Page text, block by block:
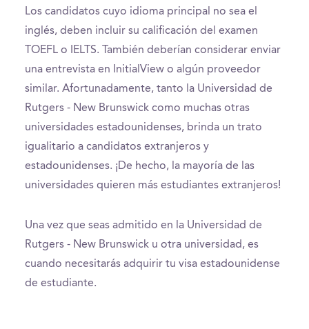
Los candidatos cuyo idioma principal no sea el
inglés, deben incluir su calificación del examen
TOEFL o IELTS. También deberían considerar enviar
una entrevista en InitialView o algún proveedor
similar. Afortunadamente, tanto la Universidad de
Rutgers - New Brunswick como muchas otras
universidades estadounidenses, brinda un trato
igualitario a candidatos extranjeros y
estadounidenses. ¡De hecho, la mayoría de las
universidades quieren más estudiantes extranjeros!
Una vez que seas admitido en la Universidad de
Rutgers - New Brunswick u otra universidad, es
cuando necesitarás adquirir tu visa estadounidense
de estudiante.